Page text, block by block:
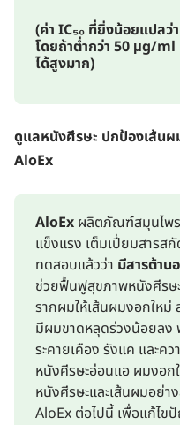
(ค่า IC₅₀ ที่ยิ่งน้อยแปลว่
โดยถ้าต่ำกว่า 50 μg/ml
ได้สูงมาก)
ดูแลหนังศีรษะ ปกป้องเส้น
AloEx
AloEx ผลิตภัณฑ์สมุนไพร
แข็งแรง เต็มเปี่ยมสารส
ทดสอบแล้วว่า มีสารต้าน
ช่วยฟื้นฟูสุขภาพหนังศีรษ
รากผมให้เส้นผมงอกใหม่
มีผมขาดหลุดร่วงน้อยลง
ระคายเคือง รังแค และ
หนังศีรษะอ่อนแอ ผมงอก
หนังศีรษะและเส้นผมอย่
AloEx ต่อไปนี้ เพื่อแก้ไ